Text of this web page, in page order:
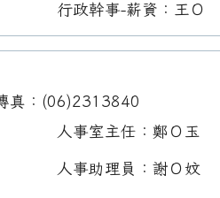
行政幹事-薪資：王Ｏ
真：(06)2313840
人事室主任：鄭Ｏ玉
人事助理員：謝Ｏ妏